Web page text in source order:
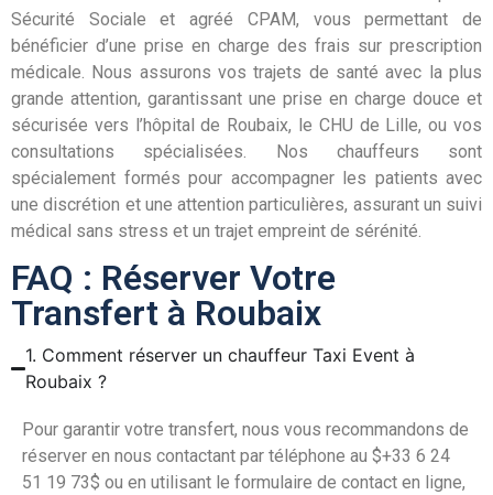
Sécurité Sociale et agréé CPAM, vous permettant de
bénéficier d’une prise en charge des frais sur prescription
médicale. Nous assurons vos trajets de santé avec la plus
grande attention, garantissant une prise en charge douce et
sécurisée vers l’hôpital de Roubaix, le CHU de Lille, ou vos
consultations spécialisées. Nos chauffeurs sont
spécialement formés pour accompagner les patients avec
une discrétion et une attention particulières, assurant un suivi
médical sans stress et un trajet empreint de sérénité.
FAQ : Réserver Votre
Transfert à Roubaix
1. Comment réserver un chauffeur Taxi Event à
Roubaix ?
Pour garantir votre transfert, nous vous recommandons de
réserver en nous contactant par téléphone au $+33 6 24
51 19 73$ ou en utilisant le formulaire de contact en ligne,